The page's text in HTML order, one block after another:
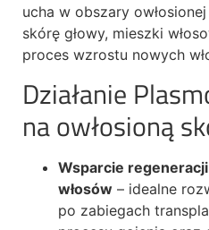
ucha w obszary
skórę głowy, mieszki
proces wzrostu nowych
Działanie
na owłosioną
Wsparcie
włosów – idealne
po zabiegach